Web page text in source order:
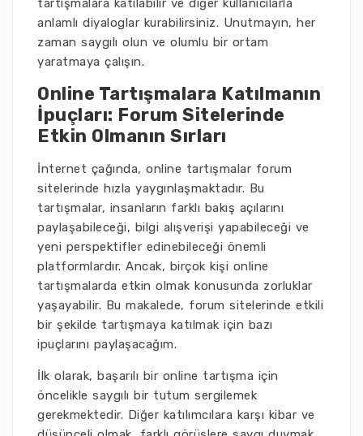
tartışmalara katılabilir ve diğer kullanıcılarla
anlamlı diyaloglar kurabilirsiniz. Unutmayın, her
zaman saygılı olun ve olumlu bir ortam
yaratmaya çalışın.
Online Tartışmalara Katılmanın
İpuçları: Forum Sitelerinde
Etkin Olmanın Sırları
İnternet çağında, online tartışmalar forum
sitelerinde hızla yaygınlaşmaktadır. Bu
tartışmalar, insanların farklı bakış açılarını
paylaşabileceği, bilgi alışverişi yapabileceği ve
yeni perspektifler edinebileceği önemli
platformlardır. Ancak, birçok kişi online
tartışmalarda etkin olmak konusunda zorluklar
yaşayabilir. Bu makalede, forum sitelerinde etkili
bir şekilde tartışmaya katılmak için bazı
ipuçlarını paylaşacağım.
İlk olarak, başarılı bir online tartışma için
öncelikle saygılı bir tutum sergilemek
gerekmektedir. Diğer katılımcılara karşı kibar ve